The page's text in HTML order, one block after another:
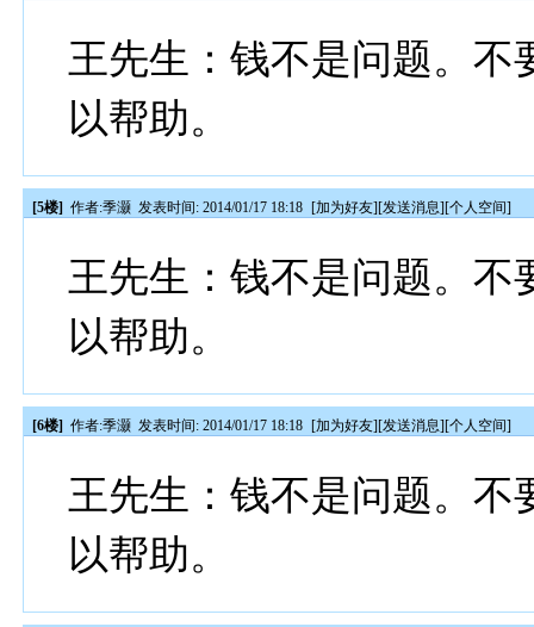
王先生：钱不是问题。不
以帮助。
[5楼] 作者:季灏 发表时间: 2014/01/17 18:18 [加为好友][发送消息][个人空间]
王先生：钱不是问题。不
以帮助。
[6楼] 作者:季灏 发表时间: 2014/01/17 18:18 [加为好友][发送消息][个人空间]
王先生：钱不是问题。不
以帮助。